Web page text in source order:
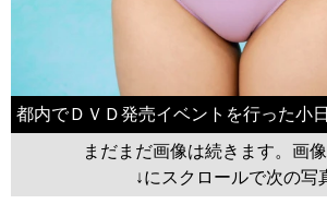
都内でＤＶＤ発売イベントを行った小
まだまだ画像は続きます。画像
↓にスクロールで次の写